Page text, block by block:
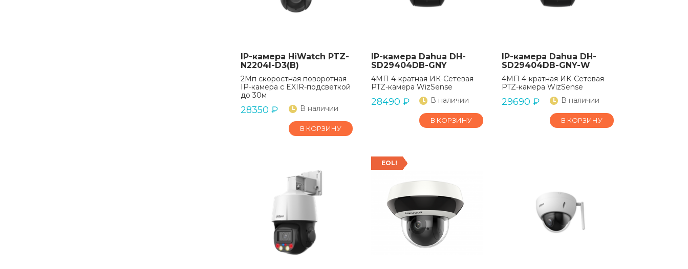
IP-камера HiWatch PTZ-
N2204I-D3(B)
2Мп скоростная поворотная
IP-камера c EXIR-подсветкой
до 30м
28350 ₽ В наличии
В КОРЗИНУ
IP-камера Dahua DH-
SD29404DB-GNY
4МП 4-кратная ИК-Сетевая
PTZ-камера WizSense
28490 ₽ В наличии
В КОРЗИНУ
IP-камера Dahua DH-
SD29404DB-GNY-W
4МП 4-кратная ИК-Сетевая
PTZ-камера WizSense
29690 ₽ В наличии
В КОРЗИНУ
EOL!